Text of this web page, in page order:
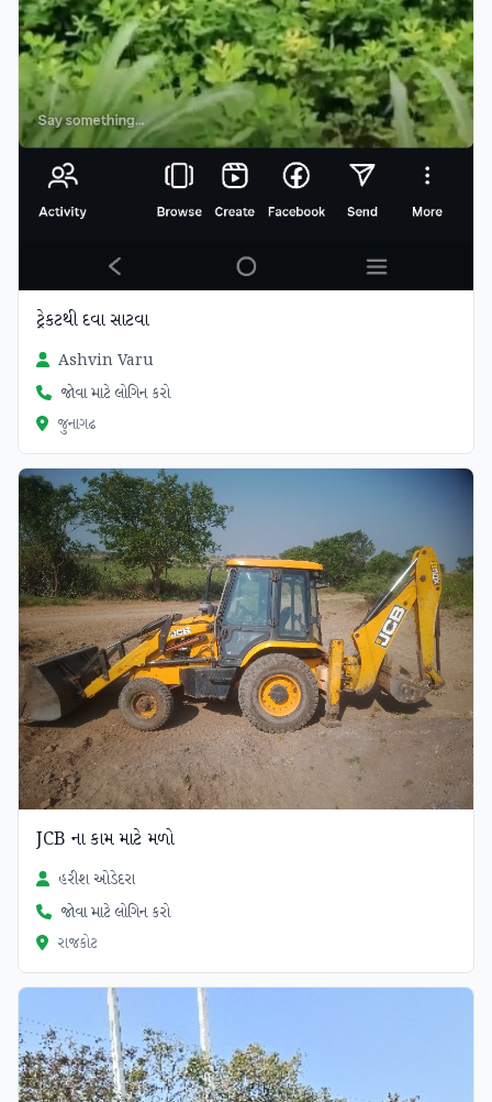
ટ્રેકટથી દવા સાટવા
Ashvin Varu
જોવા માટે લોગિન કરો
જુનાગઢ
JCB ના કામ માટે મળો
હરીશ ઓડેદરા
જોવા માટે લોગિન કરો
રાજકોટ